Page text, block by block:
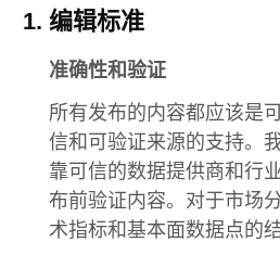
编辑标准
准确性和验证
所有发布的内容都应该是
信和可验证来源的支持。
靠可信的数据提供商和行
布前验证内容。对于市场
术指标和基本面数据点的